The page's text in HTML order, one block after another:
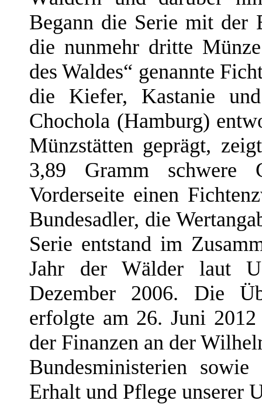
Begann die Serie mit der
die nunmehr dritte
des Waldes“ genannte
die Kiefer, Kastanie
Chochola (Hamburg)
Münzstätten geprägt,
3,89 Gramm
Vorderseite einen
Bundesadler, die
Serie entstand im
Jahr der Wälder laut
Dezember 2006. Die
erfolgte am 26. Juni
der Finanzen an der
Bundesministerien
Erhalt und Pflege unserer